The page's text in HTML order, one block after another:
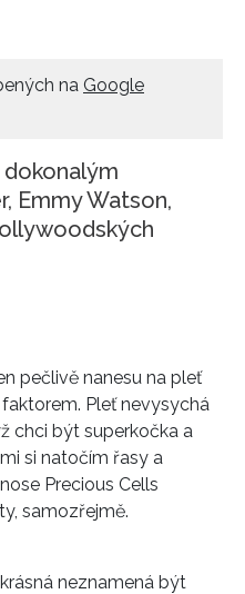
na Google
Emmy Watson,
pečlivě nanesu na pleť
Pleť nevysychá
chci být superkočka a
si natočím řasy a
Precious Cells
samozřejmě.
neznamená být